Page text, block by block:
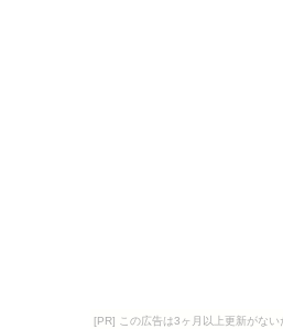
[PR] この広告は3ヶ月以上更新がない